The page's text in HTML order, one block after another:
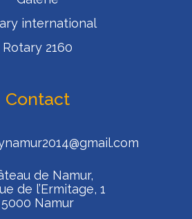
international
Rotary 2160
Contact
de Namur,
de l’Ermitage, 1
5000 Namur